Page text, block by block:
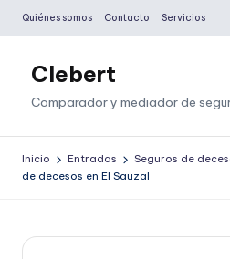
Saltar
contenido
Quiénes somos Contacto Servicios
Clebert
Comparador y mediador de
Inicio Entradas Seguros de
de decesos en El Sauzal